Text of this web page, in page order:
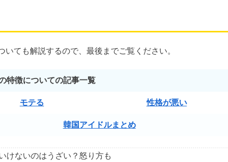
って本当？
が多いと言われる噂や、向いている仕事・向いていない仕事